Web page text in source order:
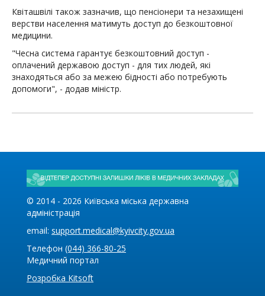
Квіташвілі також зазначив, що пенсіонери та незахищені
верстви населення матимуть доступ до безкоштовної
медицини.
"Чесна система гарантує безкоштовний доступ -
оплачений державою доступ - для тих людей, які
знаходяться або за межею бідності або потребують
допомоги", - додав міністр.
© 2014 - 2026 Київська міська державна
адміністрація
email: support.medical@kyivcity.gov.ua
Телефон (044) 366-80-25
Медичний портал
Розробка Kitsoft